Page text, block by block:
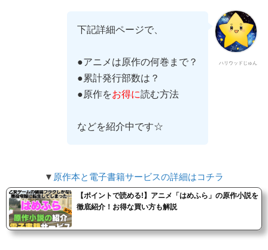
ハリウッドじゅん
下記詳細ページで、
●アニメは原作の何巻まで？
●累計発行部数は？
●原作をお得に読む方法
などを紹介中です☆
▼ 原作本と電子書籍サービスの詳細はコチラ
【ポイントで読める!】アニメ「はめふら」の原作小説を
徹底紹介！お得な買い方も解説